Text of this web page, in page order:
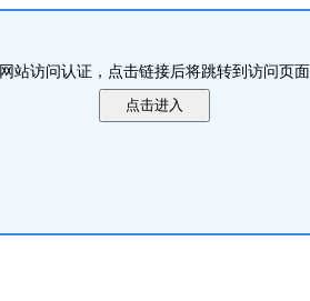
网站访问认证，点击链接后将跳转到访问页面